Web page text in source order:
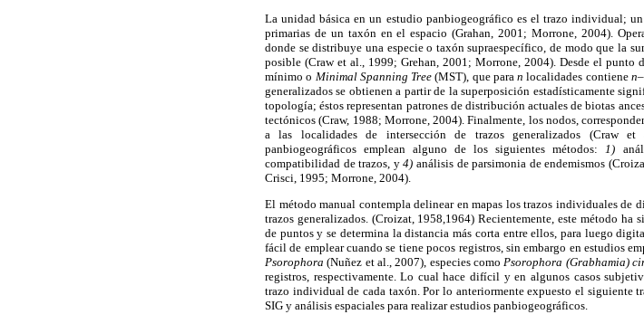
La unidad básica en un estudio panbiogeográfico es el trazo individual;
primarias de un taxón en el espacio (Grahan, 2001; Morrone, 2004).
donde se distribuye una especie o taxón supraespecífico, de modo que la
posible (Craw et al., 1999; Grehan, 2001; Morrone, 2004). Desde el
mínimo o Minimal Spanning Tree(MST), que paranlocalidades contiene
generalizados se obtienen a partir de la superposición estadísticamente
topología; éstos representan patrones de distribución actuales de biotas
tectónicos (Craw, 1988; Morrone, 2004). Finalmente, los nodos,
a las localidades de intersección de trazos generalizados (Craw
panbiogeográficos emplean alguno de los siguientes métodos: 1)
compatibilidad de trazos, y4) análisis de parsimonia de endemismos
Crisci, 1995; Morrone, 2004).
El método manual contempla delinear en mapas los trazos individuales de
trazos generalizados. (Croizat, 1958,1964) Recientemente, este método ha
de puntos y se determina la distancia más corta entre ellos, para luego
fácil de emplear cuando se tiene pocos registros, sin embargo en estudios
Psorophora(Nuñez et al., 2007), especies como Psorophora (Grabhamia)
registros, respectivamente. Lo cual hace difícil y en algunos casos
trazo individual de cada taxón. Por lo anteriormente expuesto el siguiente
SIG y análisis espaciales para realizar estudios panbiogeográficos.